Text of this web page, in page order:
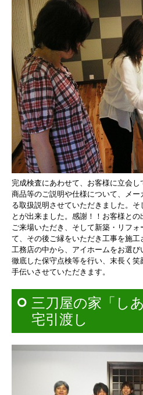
完成検査にあわせて、 お客様に立会し
商品等のご説明や仕様について、
メー
る取扱説明させていただきました。 そ
とが出来ました。 感謝！！ お客様との
ご来場いただき、 そして新築・リフォ
て、 その後ご縁をいただき工事を施工
工務店の中から、 アイホームをお選び
徹底した保守点検等を行い、 末長く笑
手伝いさせていただきます。
三刀屋の家「し
宅引渡し